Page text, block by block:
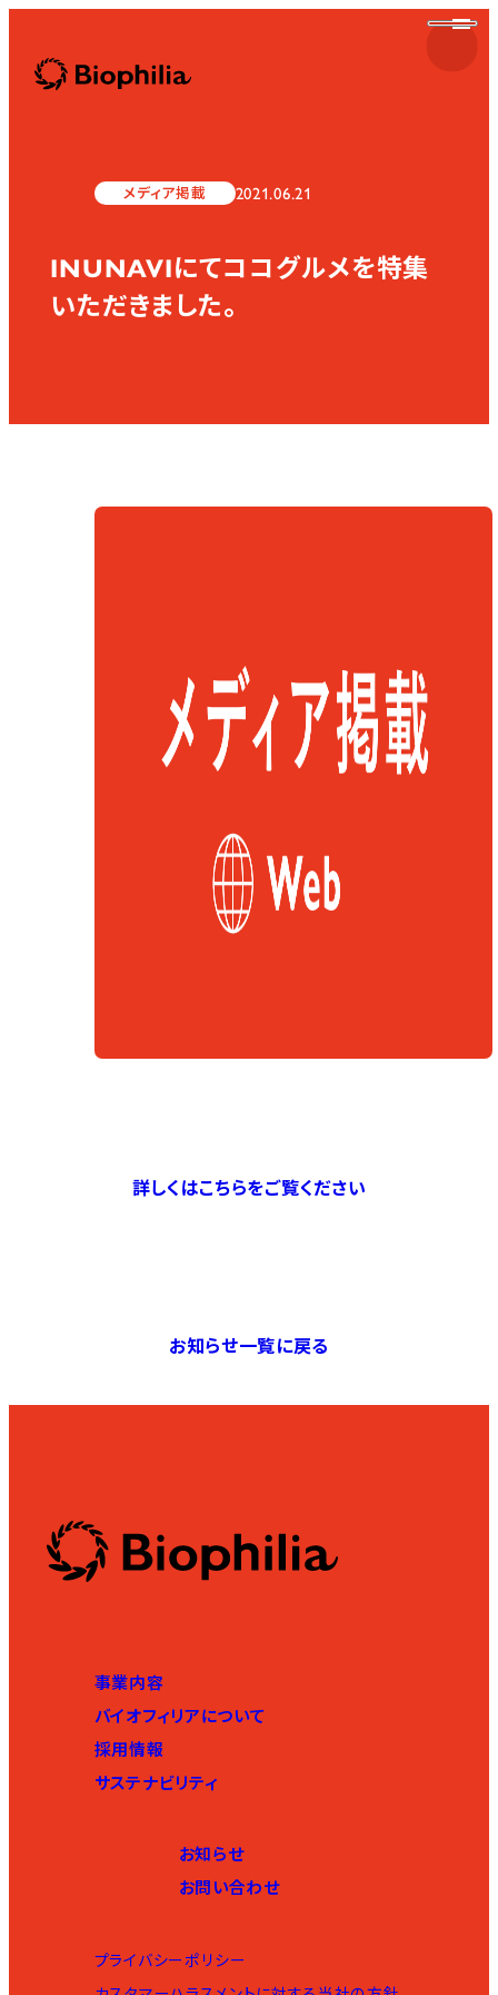
Biophilia
Biophilia
メディア掲載 2021.06.21
INUNAVIにてココグルメを特集
いただきました。
詳しくはこちらをご覧ください
お知らせ一覧に戻る
事業内容
バイオフィリアについて
採用情報
サステナビリティ
お知らせ
お問い合わせ
プライバシーポリシー